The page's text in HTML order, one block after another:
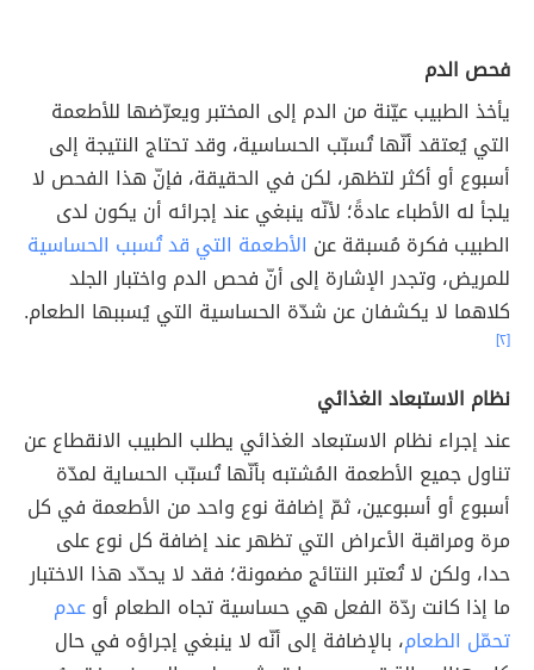
فحص الدم
يأخذ الطبيب عيّنة من الدم إلى المختبر ويعرّضها للأطعمة
التي يُعتقد أنّها تُسبّب الحساسية، وقد تحتاج النتيجة إلى
أسبوع أو أكثر لتظهر، لكن في الحقيقة، فإنّ هذا الفحص لا
يلجأ له الأطباء عادةً؛ لأنّه ينبغي عند إجرائه أن يكون لدى
الطبيب فكرة مُسبقة عن الأطعمة التي قد تُسبب الحساسية
للمريض، وتجدر الإشارة إلى أنّ فحص الدم واختبار الجلد
كلاهما لا يكشفان عن شدّة الحساسية التي يُسببها الطعام.
[٢]
نظام الاستبعاد الغذائي
عند إجراء نظام الاستبعاد الغذائي يطلب الطبيب الانقطاع عن
تناول جميع الأطعمة المُشتبه بأنّها تُسبّب الحساية لمدّة
أسبوع أو أسبوعين، ثمّ إضافة نوع واحد من الأطعمة في كل
مرة ومراقبة الأعراض التي تظهر عند إضافة كل نوع على
حدا، ولكن لا تُعتبر النتائج مضمونة؛ فقد لا يحدّد هذا الاختبار
ما إذا كانت ردّة الفعل هي حساسية تجاه الطعام أوعدم
تحمّل الطعام، بالإضافة إلى أنّه لا ينبغي إجراؤه في حال